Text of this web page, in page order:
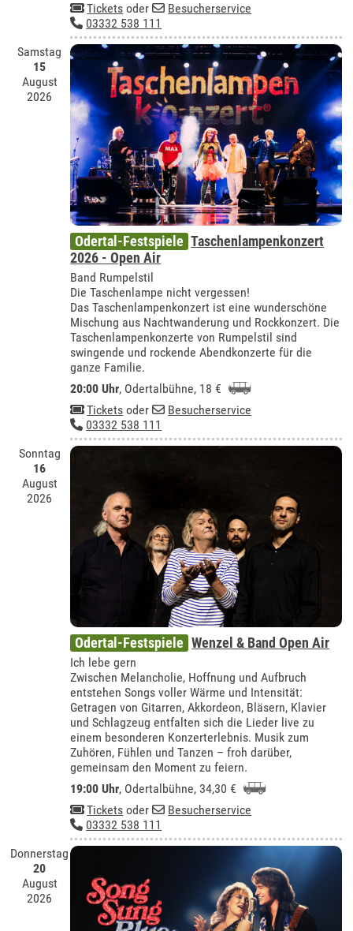
Tickets oder
Besucherservice
03332 538 111
Samstag
15
August
2026
Odertal-Festspiele Taschenlampenkonzert
2026 - Open Air
Band Rumpelstil
Die Taschenlampe nicht vergessen!
Das Taschenlampenkonzert ist eine wunderschöne
Mischung aus Nachtwanderung und Rockkonzert. Die
Taschenlampenkonzerte von Rumpelstil sind
swingende und rockende Abendkonzerte für die
ganze Familie.
20:00 Uhr, Odertalbühne, 18 €
Tickets oder
Besucherservice
03332 538 111
Sonntag
16
August
2026
Odertal-Festspiele Wenzel & Band Open Air
Ich lebe gern
Zwischen Melancholie, Hoffnung und Aufbruch
entstehen Songs voller Wärme und Intensität:
Getragen von Gitarren, Akkordeon, Bläsern, Klavier
und Schlagzeug entfalten sich die Lieder live zu
einem besonderen Konzerterlebnis. Musik zum
Zuhören, Fühlen und Tanzen – froh darüber,
gemeinsam den Moment zu feiern.
19:00 Uhr, Odertalbühne, 34,30 €
Tickets oder
Besucherservice
03332 538 111
Donnerstag
20
August
2026